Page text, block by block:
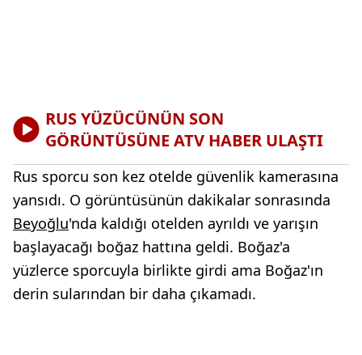
RUS YÜZÜCÜNÜN SON
GÖRÜNTÜSÜNE ATV HABER ULAŞTI
Rus sporcu son kez otelde güvenlik kamerasına
yansıdı. O görüntüsünün dakikalar sonrasında
Beyoğlu'nda kaldığı otelden ayrıldı ve yarışın
başlayacağı boğaz hattına geldi. Boğaz'a
yüzlerce sporcuyla birlikte girdi ama Boğaz'ın
derin sularından bir daha çıkamadı.